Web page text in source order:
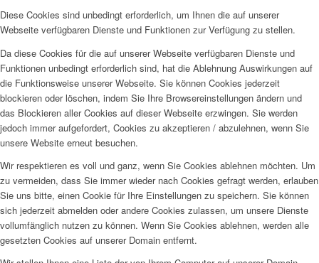
Diese Cookies sind unbedingt erforderlich, um Ihnen die auf unserer
Webseite verfügbaren Dienste und Funktionen zur Verfügung zu stellen.
Da diese Cookies für die auf unserer Webseite verfügbaren Dienste und
Funktionen unbedingt erforderlich sind, hat die Ablehnung Auswirkungen auf
die Funktionsweise unserer Webseite. Sie können Cookies jederzeit
blockieren oder löschen, indem Sie Ihre Browsereinstellungen ändern und
das Blockieren aller Cookies auf dieser Webseite erzwingen. Sie werden
jedoch immer aufgefordert, Cookies zu akzeptieren / abzulehnen, wenn Sie
unsere Website erneut besuchen.
Wir respektieren es voll und ganz, wenn Sie Cookies ablehnen möchten. Um
zu vermeiden, dass Sie immer wieder nach Cookies gefragt werden, erlauben
Sie uns bitte, einen Cookie für Ihre Einstellungen zu speichern. Sie können
sich jederzeit abmelden oder andere Cookies zulassen, um unsere Dienste
vollumfänglich nutzen zu können. Wenn Sie Cookies ablehnen, werden alle
gesetzten Cookies auf unserer Domain entfernt.